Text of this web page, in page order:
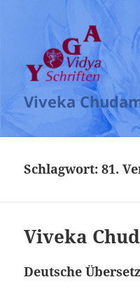
Viveka
Schlagwort:81.
Viveka
Deutsche